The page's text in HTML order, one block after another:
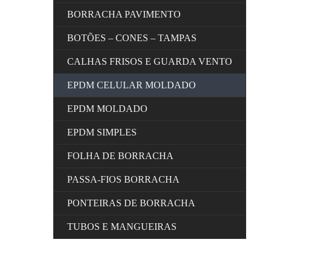
BORRACHA PAVIMENTO
BOTÕES – CONES – TAMPAS
CALHAS FRISOS E GUARDA VENTO
EPDM CELULAR MOLDADO
EPDM MOLDADO
EPDM SIMPLES
FOLHA DE BORRACHA
PASSA-FIOS BORRACHA
PONTEIRAS DE BORRACHA
TUBOS E MANGUEIRAS